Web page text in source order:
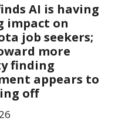
AI is having
impact on
job seekers;
more
finding
appears to
off